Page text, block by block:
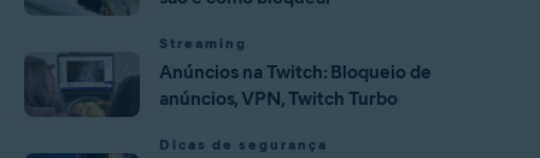
Streaming
Anúncios na Twitch: Bloqueio de
anúncios, VPN, Twitch Turbo
Dicas de segurança